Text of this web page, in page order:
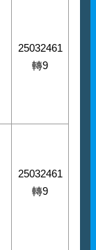
25032461
轉9
25032461
轉9